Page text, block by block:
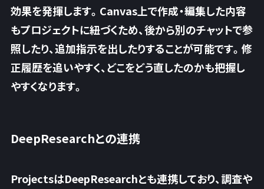
効果を発揮します。 Canvas上で作成・編集した内容
もプロジェクトに紐づくため、後から別のチャットで参
照したり、追加指示を出したりすることが可能です。修
正履歴を追いやすく、どこをどう直したのかも把握し
やすくなります。
DeepResearchとの連携
ProjectsはDeepResearchとも連携しており、調査や